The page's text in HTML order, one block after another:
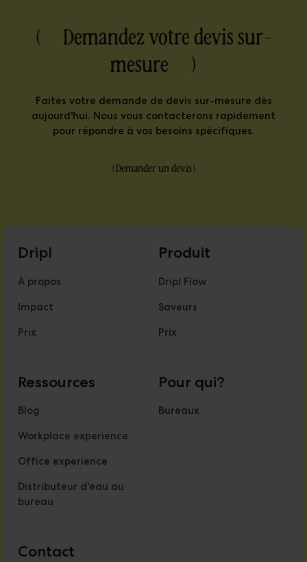
( Demandez votre devis sur-
mesure )
Faites votre demande de devis sur-mesure dès
aujourd'hui. Nous vous contacterons rapidement
pour répondre à vos besoins spécifiques.
(Demander un devis)
Dripl
À propos
Impact
Prix
Produit
Dripl Flow
Saveurs
Prix
Ressources
Blog
Workplace experience
Office experience
Distributeur d'eau au
bureau
Pour qui?
Bureaux
Contact